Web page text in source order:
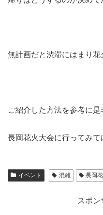
無計画だと渋滞にはまり
ご紹介した方法を参考に是
長岡花火大会に行ってみて
イベント 混雑 長岡
スポン